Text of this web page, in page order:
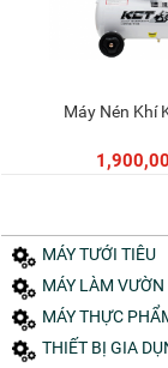
Thêm
Máy Nén Khí
MÁY TƯỚI TIÊU
MÁY LÀM VƯỜN
MÁY THỰC
THIẾT BỊ GIA